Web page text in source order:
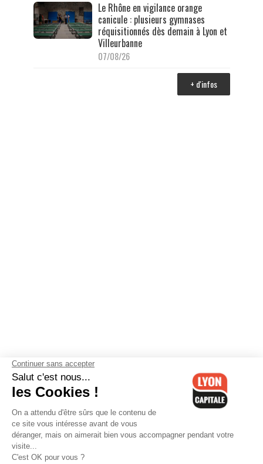
Le Rhône en vigilance orange
canicule : plusieurs gymnases
réquisitionnés dès demain à Lyon et
Villeurbanne
07/08/26
+ d'infos